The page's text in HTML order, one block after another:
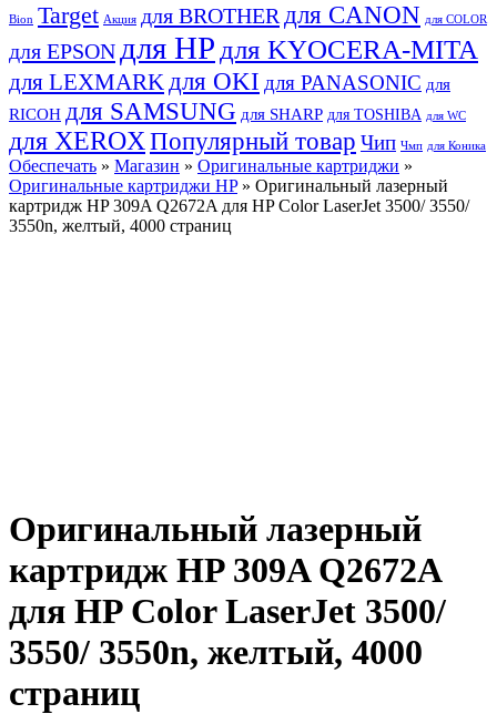
Bion Target Акция для BROTHER для CANON для COLOR
для EPSON для HP для KYOCERA-MITA
для LEXMARK для OKI для PANASONIC для
RICOH для SAMSUNG для SHARP для TOSHIBA для WC
для XEROX Популярный товар Чип Чмп для Коника
Обеспечать » Магазин » Оригинальные картриджи »
Оригинальные картриджи HP» Оригинальный лазерный
картридж HP 309A Q2672A для HP Color LaserJet 3500/ 3550/
3550n, желтый, 4000 страниц
Оригинальный лазерный
картридж HP 309A Q2672A
для HP Color LaserJet 3500/
3550/ 3550n, желтый, 4000
страниц